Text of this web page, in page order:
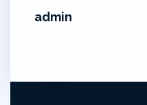
admin